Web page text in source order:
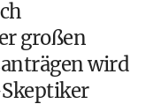
großen
wird